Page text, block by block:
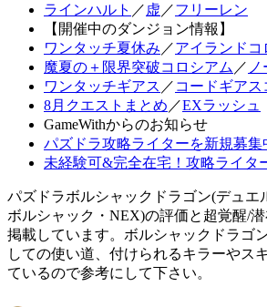
ラインハルト ／ 虚 ／フリーレン
【開催中のダンジョン情報】
ワンタッチ夏休み ／アイランドコ
魔夏の＋限界突破コロシアム ／
ワンタッチギアス ／ コードギアス
8月クエストまとめ ／EXラッシュ
GameWithからのお知らせ
パズドラ攻略ライターを新規募集
未経験可&完全在宅！攻略ライタ
パズドラボルシャックドラゴン(デュエ
ボルシャック・NEX)の評価と超覚醒/
掲載しています。ボルシャックドラゴ
しての使い道、付けられるキラーやス
ているので参考にして下さい。